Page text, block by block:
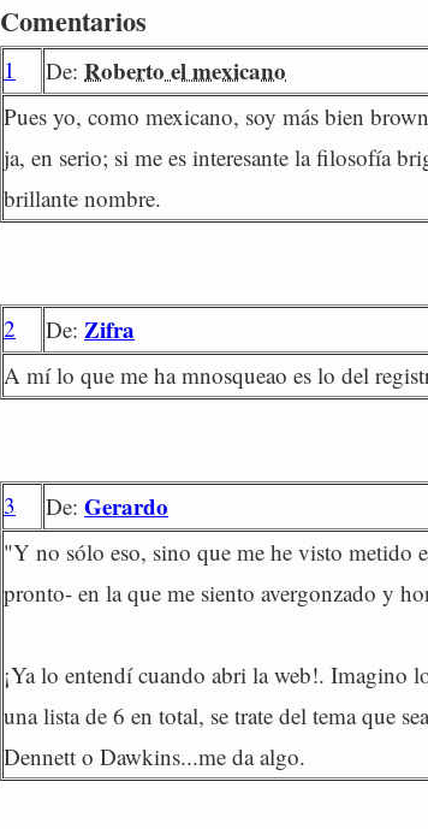
Comentarios
1 De: Roberto el mexicano
Pues yo, como mexicano, soy más bien
ja, en serio; si me es interesante la filosofía
brillante nombre.
2 De: Zifra
A mí lo que me ha mnosqueao es lo del
3 De: Gerardo
"Y no sólo eso, sino que me he visto metido
pronto- en la que me siento avergonzado y
¡Ya lo entendí cuando abri la web!. Imagino
una lista de 6 en total, se trate del tema que
Dennett o Dawkins...me da algo.